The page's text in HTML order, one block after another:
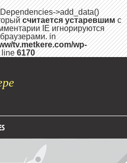
>add_data()
считается устаревшимс
IE игнорируются
in
tv.metkere.com/wp-
line6170